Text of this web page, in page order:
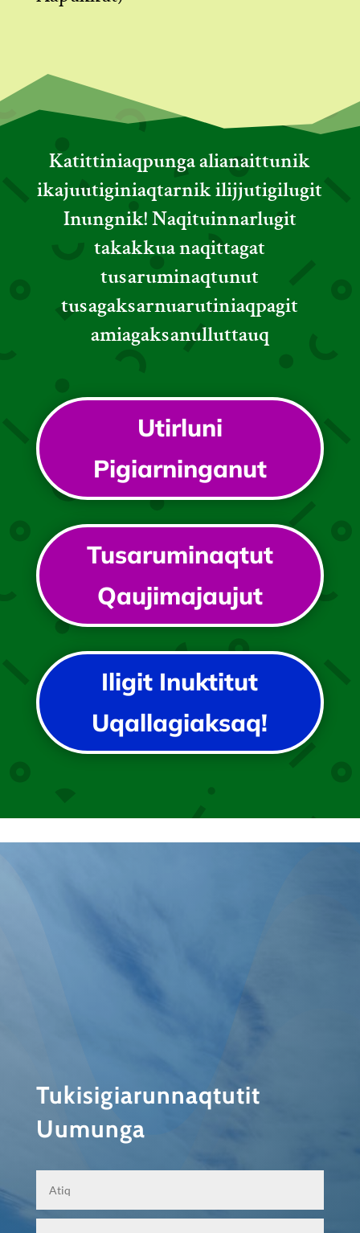
Katittiniaqpunga alianaittunik
ikajuutiginiaqtarnik ilijjutigilugit
Inungnik! Naqituinnarlugit
takakkua naqittagat
tusaruminaqtunut
tusagaksarnuarutiniaqpagit
amiagaksanulluttauq
Utirluni
Pigiarninganut
Tusaruminaqtut
Qaujimajaujut
Iligit Inuktitut
Uqallagiaksaq!
Tukisigiarunnaqtutit
Uumunga